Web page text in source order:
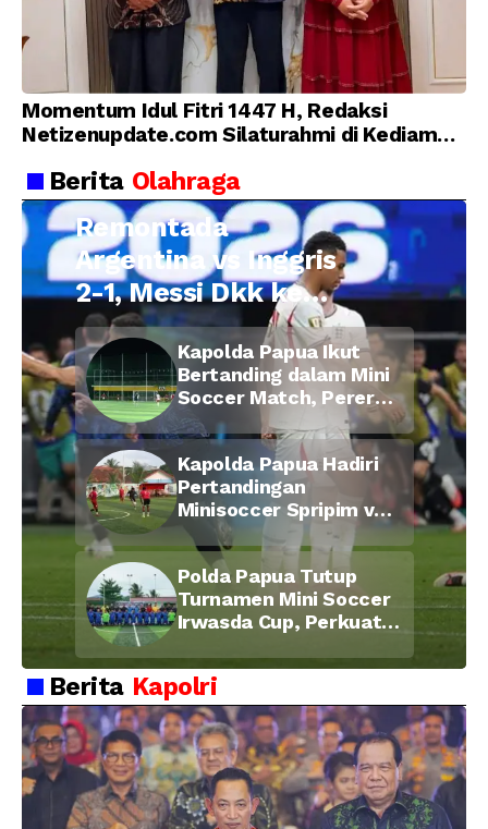
Momentum Idul Fitri 1447 H, Redaksi
Netizenupdate.com Silaturahmi di Kediaman
Berita Olahraga
Remontada
Argentina vs Inggris
2-1, Messi Dkk ke
Final Piala Dunia
2026
Kapolda Papua Ikut
Bertanding dalam Mini
Soccer Match, Pererat
Kebersamaan Personel
di Bulan Ramadan
Kapolda Papua Hadiri
Pertandingan
Minisoccer Spripim vs
Bid Propam, Pererat
Soliditas dan
Kebersamaan Personel
Polda Papua Tutup
Turnamen Mini Soccer
Irwasda Cup, Perkuat
Kebersamaan Personel
Berita Kapolri